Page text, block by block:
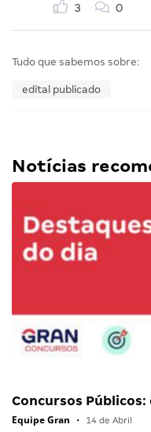
3 0
Tudo que sabemos sobre:
edital publicado
Notícias
Concursos
Equipe Gran • 14 de Abril